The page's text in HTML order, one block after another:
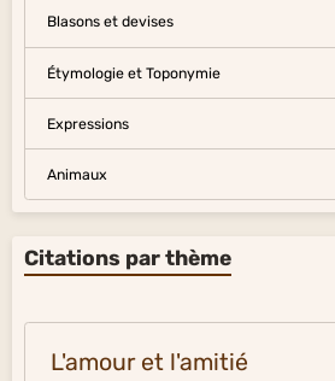
Blasons et devises
Étymologie et Toponymie
Expressions
Animaux
Citations par thème
L'amour et l'amitié